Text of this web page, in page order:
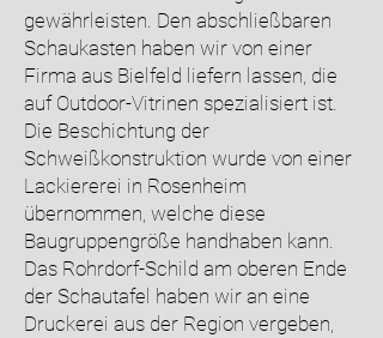
gewährleisten. Den abschließbaren
Schaukasten haben wir von einer
Firma aus Bielfeld liefern lassen, die
auf Outdoor-Vitrinen spezialisiert ist.
Die Beschichtung der
Schweißkonstruktion wurde von einer
Lackiererei in Rosenheim
übernommen, welche diese
Baugruppengröße handhaben kann.
Das Rohrdorf-Schild am oberen Ende
der Schautafel haben wir an eine
Druckerei aus der Region vergeben,